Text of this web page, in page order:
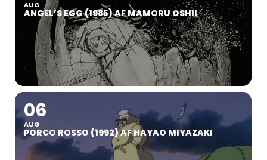
AUG
ANGEL’S EGG (1985) AF MAMORU OSHII
06
AUG
PORCO ROSSO (1992) AF HAYAO MIYAZAKI